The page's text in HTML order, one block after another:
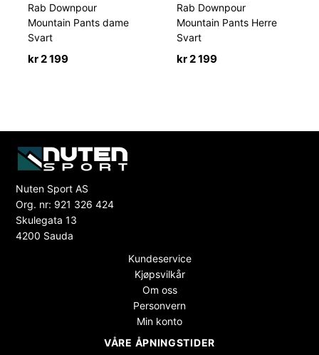
Rab Downpour
Mountain Pants dame
Svart
kr 2 199
Rab Downpour
Mountain Pants Herre
Svart
kr 2 199
Nuten Sport AS
Org. nr: 921 326 424
Skulegata 13
4200 Sauda
Kundeservice
Kjøpsvilkår
Om oss
Personvern
Min konto
VÅRE ÅPNINGSTIDER